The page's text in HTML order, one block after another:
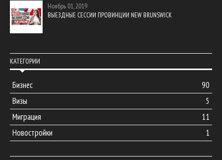
Ноябрь 01, 2019
ВЫЕЗДНЫЕ СЕССИИ ПРОВИНЦИИ NEW BRUNSWICK
КАТЕГОРИИ
Бизнес
90
Визы
5
Миграция
11
Новостройки
1